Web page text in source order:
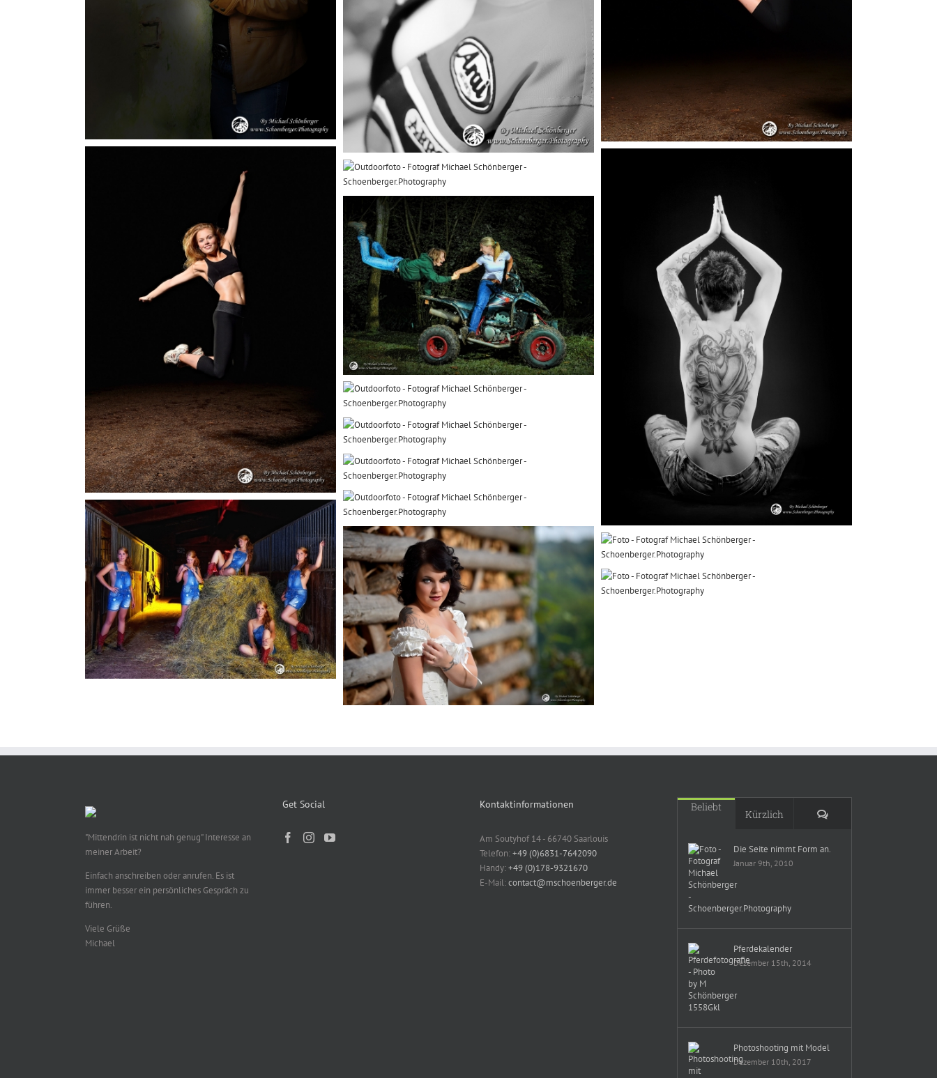
"Mittendrin ist nicht nah genug" Interesse an
meiner Arbeit?
Einfach anschreiben oder anrufen. Es ist
immer besser ein persönliches Gespräch zu
führen.
Viele Grüße
Michael
Get Social Kontaktinformationen
Am Soutyhof 14 - 66740 Saarlouis
Telefon:+49 (0)6831-7642090
Handy:+49 (0)178-9321670
E-Mail:contact@mschoenberger.de
Beliebt
Kürzlich Kommentare
Die Seite nimmt Form an.
Januar 9th, 2010
Pferdekalender
Dezember 15th, 2014
Photoshooting mit Model
Dezember 10th, 2017